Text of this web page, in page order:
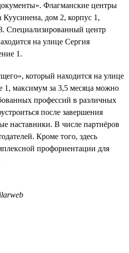
Флагманские центры
дом 2, корпус 1,
Специализированный центр
на улице Сергия
1.
который находится на улице
1, максимум за 3,5 месяца можно
профессий в различных
после завершения
наставники. В числе партнёров
Кроме того, здесь
профориентации для